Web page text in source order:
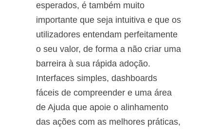
esperados, é também muito
importante que seja intuitiva e que os
utilizadores entendam perfeitamente
o seu valor, de forma a não criar uma
barreira à sua rápida adoção.
Interfaces simples, dashboards
fáceis de compreender e uma área
de Ajuda que apoie o alinhamento
das ações com as melhores práticas,